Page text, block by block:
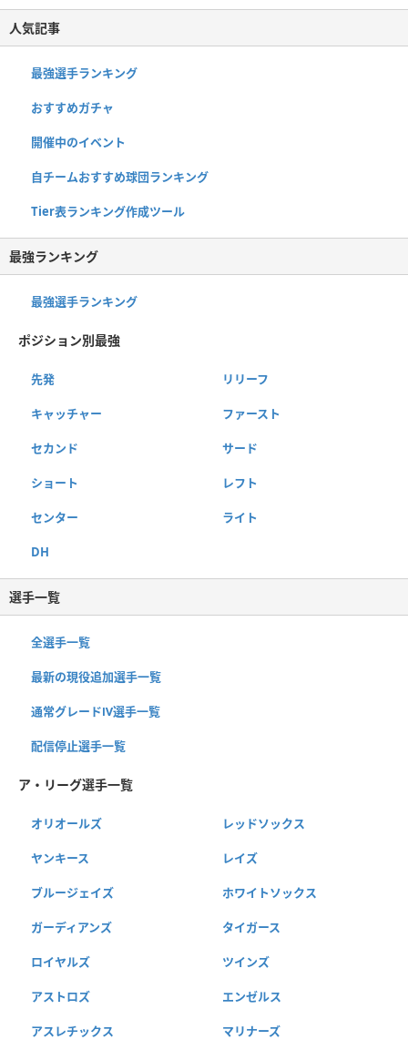
人気記事
最強選手ランキング
おすすめガチャ
開催中のイベント
自チームおすすめ球団ランキング
Tier表ランキング作成ツール
最強ランキング
最強選手ランキング
ポジション別最強
先発 リリーフ
キャッチャー ファースト
セカンド サード
ショート レフト
センター ライト
DH
選手一覧
全選手一覧
最新の現役追加選手一覧
通常グレードⅣ選手一覧
配信停止選手一覧
ア・リーグ選手一覧
オリオールズ レッドソックス
ヤンキース レイズ
ブルージェイズ ホワイトソックス
ガーディアンズ タイガース
ロイヤルズ ツインズ
アストロズ エンゼルス
アスレチックス マリナーズ